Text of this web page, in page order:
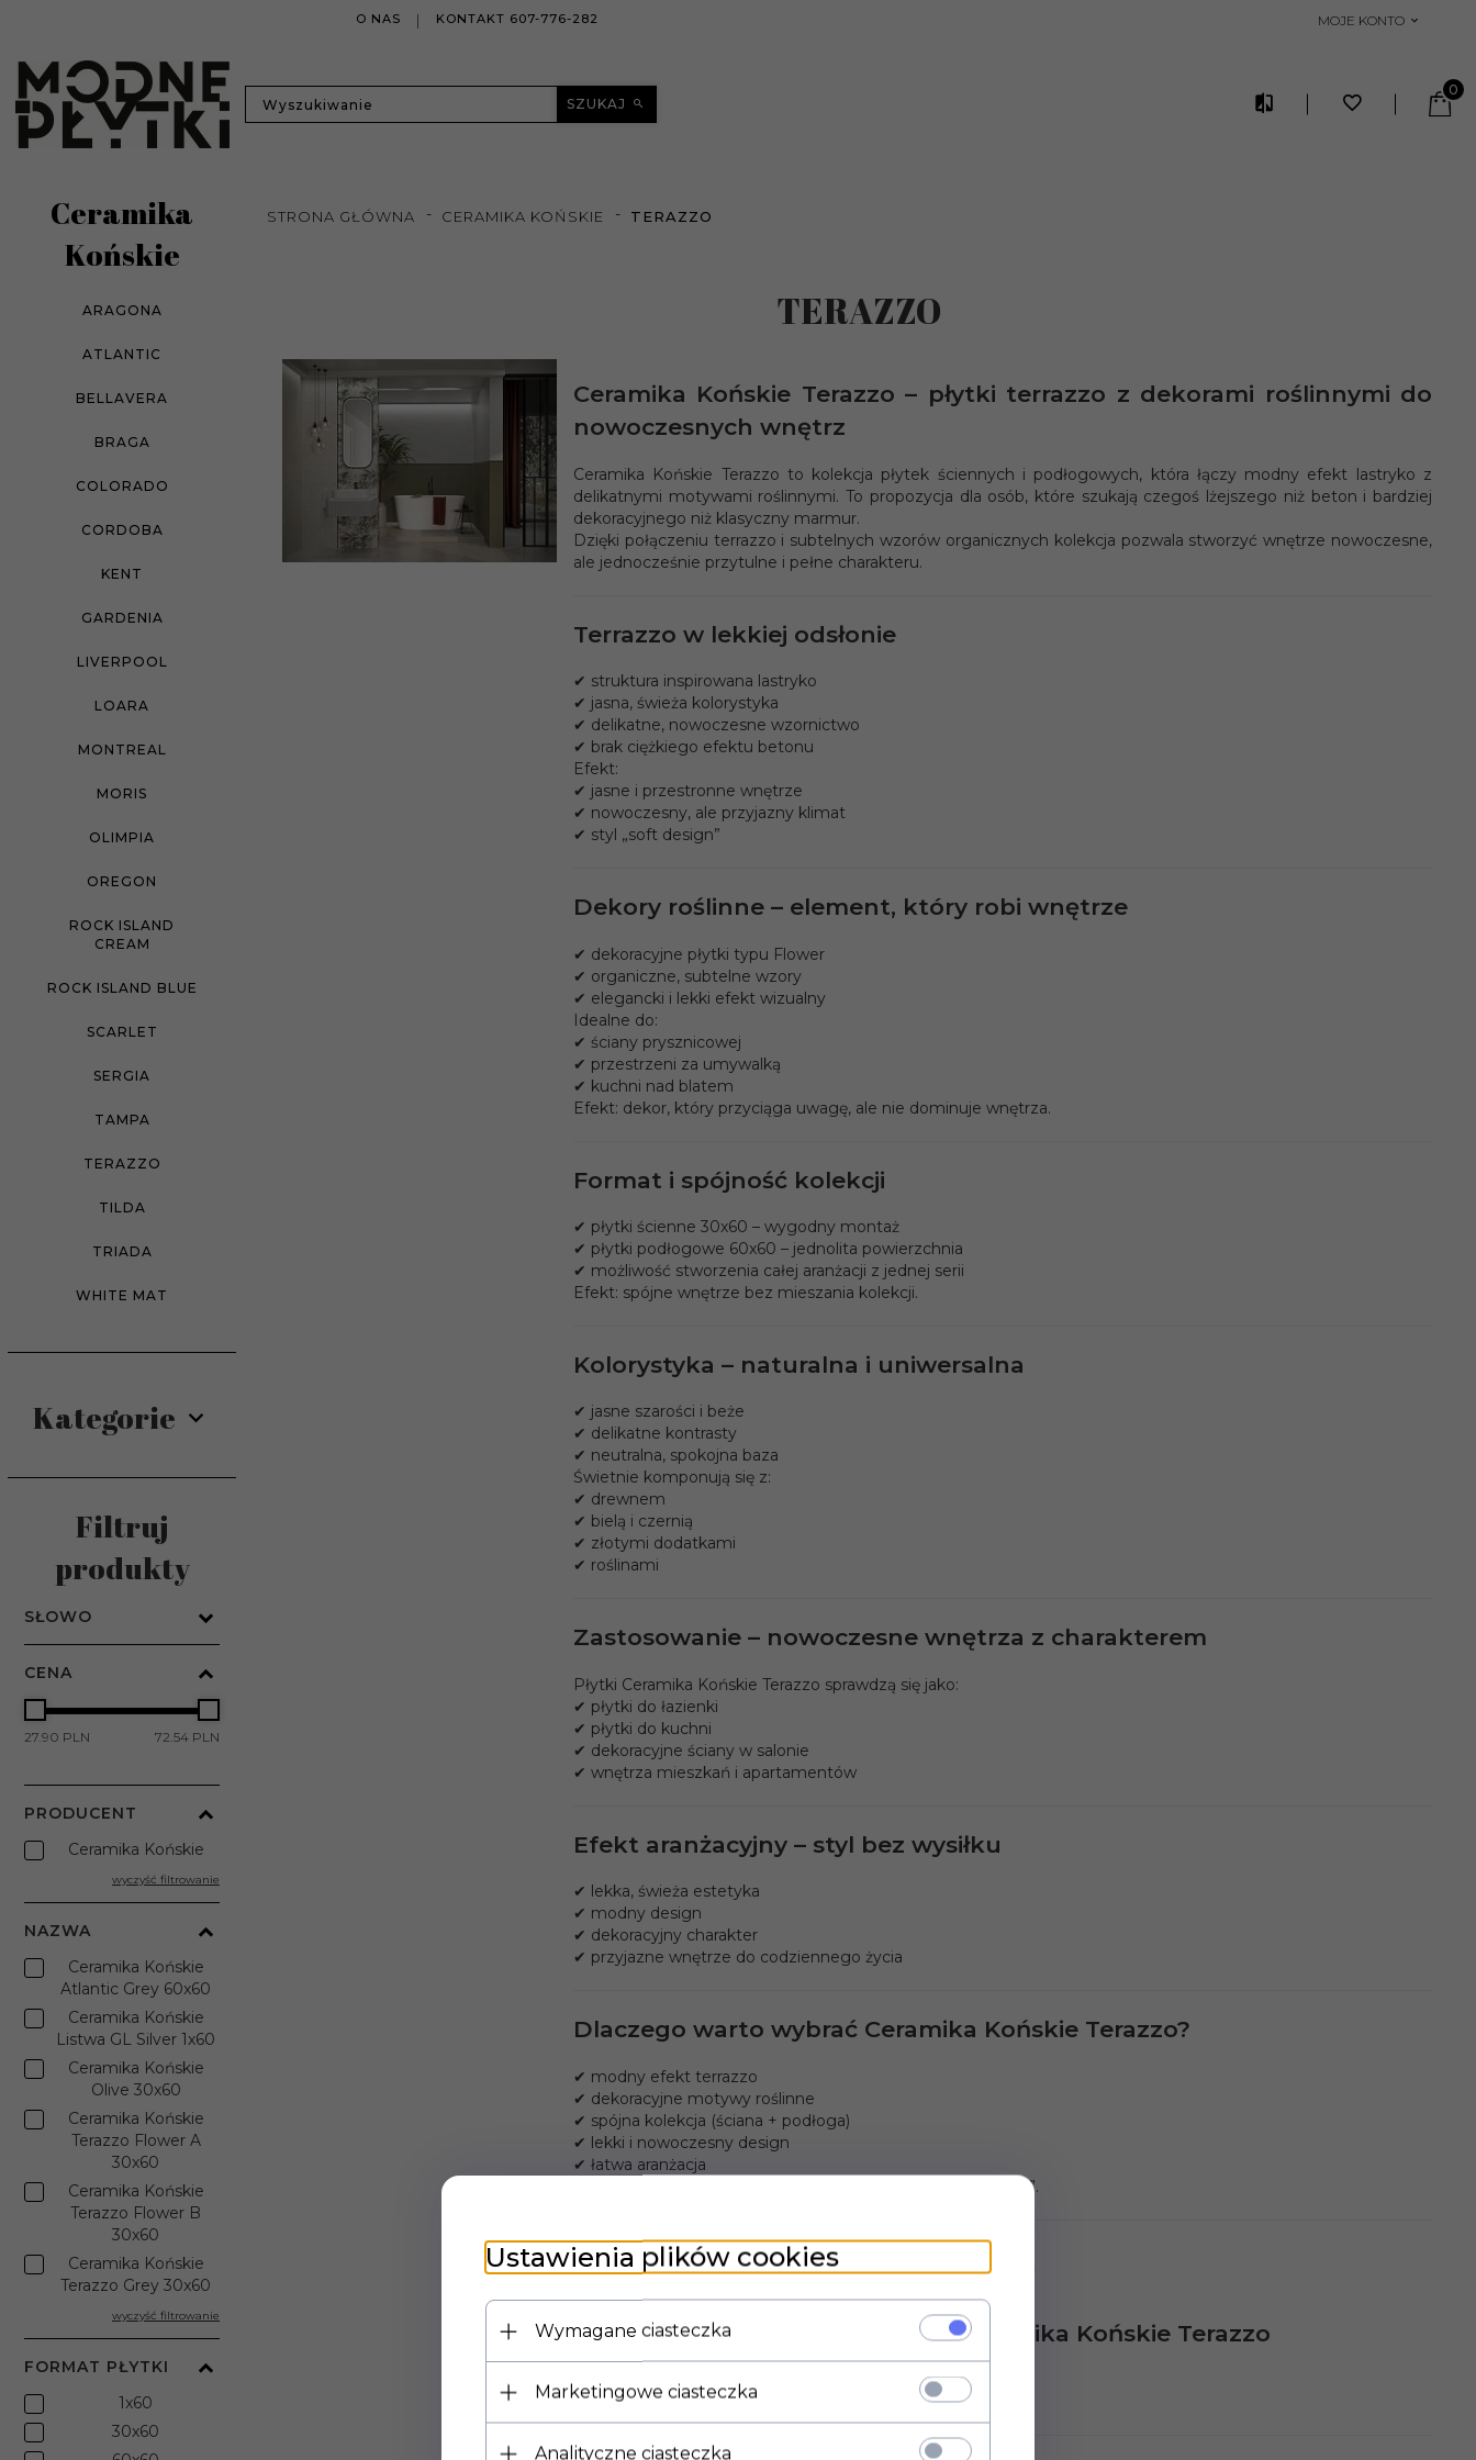
O NAS KONTAKT 607-776-282 MOJE KONTO
SZUKAJ
0
Ceramika
Końskie
ARAGONA
ATLANTIC
BELLAVERA
BRAGA
COLORADO
CORDOBA
KENT
GARDENIA
LIVERPOOL
LOARA
MONTREAL
MORIS
OLIMPIA
OREGON
ROCK ISLAND
CREAM
ROCK ISLAND BLUE
SCARLET
SERGIA
TAMPA
TERAZZO
TILDA
TRIADA
WHITE MAT
Kategorie
Filtruj
produkty
SŁOWO
CENA
27.90 PLN 72.54 PLN
PRODUCENT
Ceramika Końskie
wyczyść filtrowanie
NAZWA
Ceramika Końskie
Atlantic Grey 60x60
Ceramika Końskie
Listwa GL Silver 1x60
Ceramika Końskie
Olive 30x60
Ceramika Końskie
Terazzo Flower A
30x60
Ceramika Końskie
Terazzo Flower B
30x60
Ceramika Końskie
Terazzo Grey 30x60
wyczyść filtrowanie
FORMAT PŁYTKI
1x60
30x60
STRONA GŁÓWNA CERAMIKA KOŃSKIE TERAZZO
TERAZZO
Ceramika Końskie Terazzo – płytki terrazzo z dekorami roślinnymi do
nowoczesnych wnętrz
Ceramika Końskie Terazzo to kolekcja płytek ściennych i podłogowych, która łączy modny efekt lastryko z
delikatnymi motywami roślinnymi. To propozycja dla osób, które szukają czegoś lżejszego niż beton i bardziej
dekoracyjnego niż klasyczny marmur.
Dzięki połączeniu terrazzo i subtelnych wzorów organicznych kolekcja pozwala stworzyć wnętrze nowoczesne,
ale jednocześnie przytulne i pełne charakteru.
Terrazzo w lekkiej odsłonie
✔ struktura inspirowana lastryko
✔ jasna, świeża kolorystyka
✔ delikatne, nowoczesne wzornictwo
✔ brak ciężkiego efektu betonu
Efekt:
✔ jasne i przestronne wnętrze
✔ nowoczesny, ale przyjazny klimat
✔ styl „soft design”
Dekory roślinne – element, który robi wnętrze
✔ dekoracyjne płytki typu Flower
✔ organiczne, subtelne wzory
✔ elegancki i lekki efekt wizualny
Idealne do:
✔ ściany prysznicowej
✔ przestrzeni za umywalką
✔ kuchni nad blatem
Efekt: dekor, który przyciąga uwagę, ale nie dominuje wnętrza.
Format i spójność kolekcji
✔ płytki ścienne 30x60 – wygodny montaż
✔ płytki podłogowe 60x60 – jednolita powierzchnia
✔ możliwość stworzenia całej aranżacji z jednej serii
Efekt: spójne wnętrze bez mieszania kolekcji.
Kolorystyka – naturalna i uniwersalna
✔ jasne szarości i beże
✔ delikatne kontrasty
✔ neutralna, spokojna baza
Świetnie komponują się z:
✔ drewnem
✔ bielą i czernią
✔ złotymi dodatkami
✔ roślinami
Zastosowanie – nowoczesne wnętrza z charakterem
Płytki Ceramika Końskie Terazzo sprawdzą się jako:
✔ płytki do łazienki
✔ płytki do kuchni
✔ dekoracyjne ściany w salonie
✔ wnętrza mieszkań i apartamentów
Efekt aranżacyjny – styl bez wysiłku
✔ lekka, świeża estetyka
✔ modny design
✔ dekoracyjny charakter
✔ przyjazne wnętrze do codziennego życia
Dlaczego warto wybrać Ceramika Końskie Terazzo?
✔ modny efekt terrazzo
✔ dekoracyjne motywy roślinne
✔ spójna kolekcja (ściana + podłoga)
✔ lekki i nowoczesny design
✔ łatwa aranżacja
To kolekcja dla osób, które chcą „czegoś więcej niż standard”.
FAQ
Najczęściej zadawane pytania – Ceramika Końskie Terazzo
Czy płytki nadają się do łazienki?
Tak, są odporne na wilgoć i idealne do stref mokrych.
Ustawienia plików cookies
Wymagane ciasteczka
Marketingowe ciasteczka
Analityczne ciasteczka